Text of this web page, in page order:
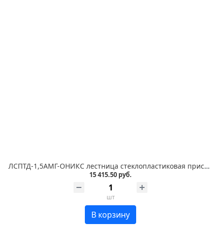
ЛСПТД-1,5АМГ-ОНИКС лестница стеклопластиковая приставная, трансформируемая в стремянку, металлические оконцеватели, с абразивным покрытием ступеней
15 415.50 руб.
шт
В корзину